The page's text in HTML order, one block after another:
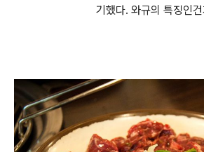
기했다. 와규의 특징인